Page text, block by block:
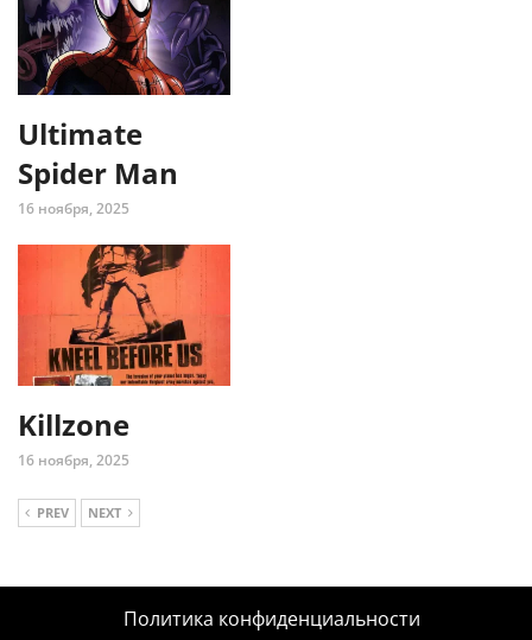
Ultimate
Spider Man
16 ноября, 2025
Killzone
16 ноября, 2025
PREV NEXT
Политика конфиденциальности